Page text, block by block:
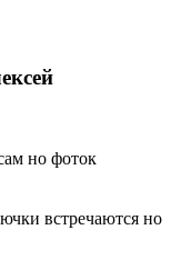
но фоток
встречаются но